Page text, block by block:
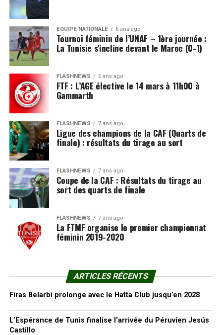
EQUIPE NATIONALE 6 ans ago
Tournoi féminin de l’UNAF – 1ère journée :
La Tunisie s’incline devant le Maroc (0-1)
FLASHNEWS 6 ans ago
FTF : L’AGE élective le 14 mars à 11h00 à
Gammarth
FLASHNEWS 7 ans ago
Ligue des champions de la CAF (Quarts de
finale) : résultats du tirage au sort
FLASHNEWS 7 ans ago
Coupe de la CAF : Résultats du tirage au
sort des quarts de finale
FLASHNEWS 7 ans ago
La FTMF organise le premier championnat
féminin 2019-2020
ARTICLES RÉCENTS
Firas Belarbi prolonge avec le Hatta Club jusqu’en 2028
L’Espérance de Tunis finalise l’arrivée du Péruvien Jesús
Castillo